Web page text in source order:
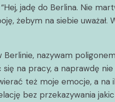
jadę do Berlina. Nie
żebym na siebie
nazywam
na pracy, a naprawdę
też moje emocje, a
bez przekazywania